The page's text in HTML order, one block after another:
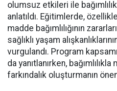
olumsuz etkileri ile
anlatıldı. Eğitimlerde,
madde bağımlılığının
sağlıklı yaşam
vurgulandı. Program
da yanıtlanırken,
farkındalık oluşturmanın